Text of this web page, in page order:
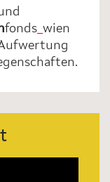
fonds wien